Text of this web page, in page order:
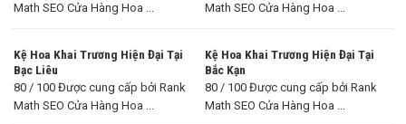
Math SEO Cửa Hàng Hoa ...
Math SEO Cửa Hàng Hoa ...
Kệ Hoa Khai Trương Hiện Đại Tại
Bạc Liêu
80 / 100 Được cung cấp bởi Rank
Math SEO Cửa Hàng Hoa ...
Kệ Hoa Khai Trương Hiện Đại Tại
Bắc Kạn
80 / 100 Được cung cấp bởi Rank
Math SEO Cửa Hàng Hoa ...